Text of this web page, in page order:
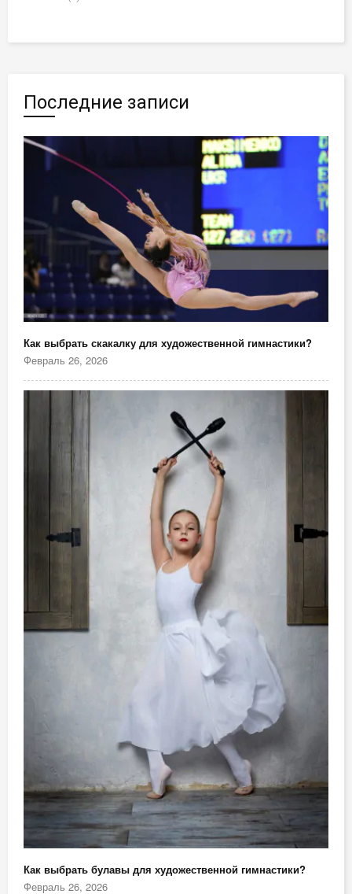
Последние записи
Как выбрать скакалку для художественной гимнастики?
Февраль 26, 2026
Как выбрать булавы для художественной гимнастики?
Февраль 26, 2026